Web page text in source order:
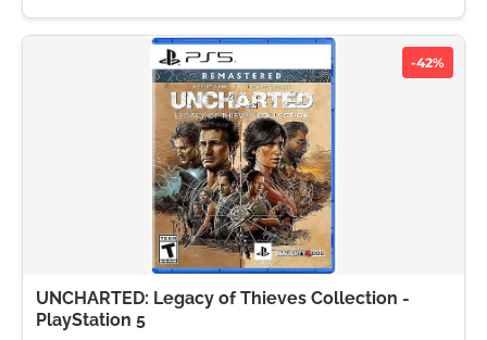
-42%
UNCHARTED: Legacy of Thieves Collection -
PlayStation 5